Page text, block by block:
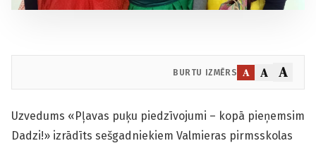
BURTU IZMĒRS A A A
Uzvedums «Pļavas puķu piedzīvojumi – kopā pieņemsim
Dadzi!» izrādīts sešgadniekiem Valmieras pirmsskolas